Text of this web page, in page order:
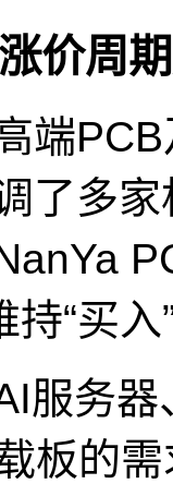
价周
PCB
了多
“买入
务器
板的